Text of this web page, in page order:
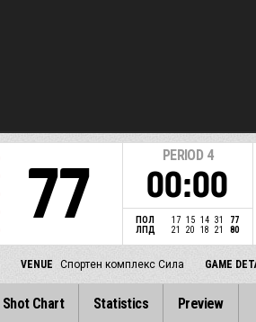
77
PERIOD 4
00:00
ПОЛ 17 15 14 31
77
ЛПД
21 20 18 21 80
VENUE Спортен комплекс Сила GAME
Shot Chart Statistics Preview